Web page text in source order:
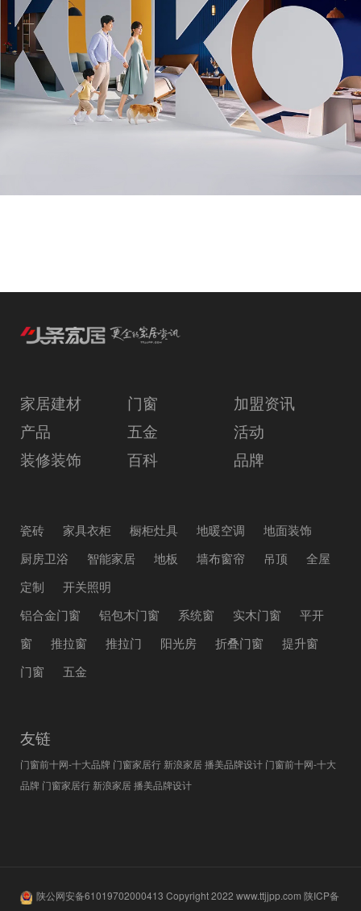
家居建材 门窗
加盟资讯
产品
五金
活动
装修装饰
百科 品牌
瓷砖 家具衣柜 橱柜灶具 地暖空调
地面装饰
厨房卫浴
智能家居 地板 墙布窗帘 吊顶
全屋
定制
开关照明
铝合金门窗
铝包木门窗 系统窗 实木门窗
平开
窗
推拉窗 推拉门 阳光房 折叠门窗
提升窗
门窗
五金
友链
门窗前十网-十大品牌 门窗家居行 新浪家居播美品牌设计 门窗前十网-十大
品牌 门窗家居行 新浪家居播美品牌设计
陕公网安备61019702000413 Copyright 2022 www.ttjjpp.com 陕ICP备